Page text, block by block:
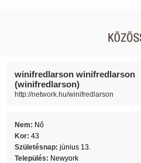
winifredlarson winifredlarson
(winifredlarson)
http://network.hu/winifredlarson
Nem: Nő
Kor: 43
Születésnap: június 13.
Település: Newyork